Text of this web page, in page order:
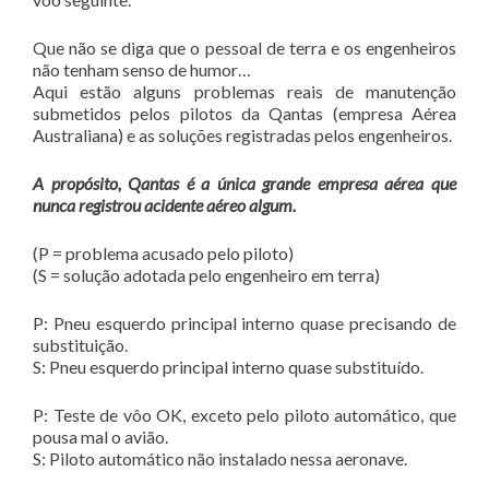
Que não se diga que o pessoal de terra e os engenheiros
não tenham senso de humor…
Aqui estão alguns problemas reais de manutenção
submetidos pelos pilotos da Qantas (empresa Aérea
Australiana) e as soluções registradas pelos engenheiros.
A propósito, Qantas é a única grande empresa aérea que
nunca registrou acidente aéreo algum.
(P = problema acusado pelo piloto)
(S = solução adotada pelo engenheiro em terra)
P: Pneu esquerdo principal interno quase precisando de
substituição.
S: Pneu esquerdo principal interno quase substituído.
P: Teste de vôo OK, exceto pelo piloto automático, que
pousa mal o avião.
S: Piloto automático não instalado nessa aeronave.